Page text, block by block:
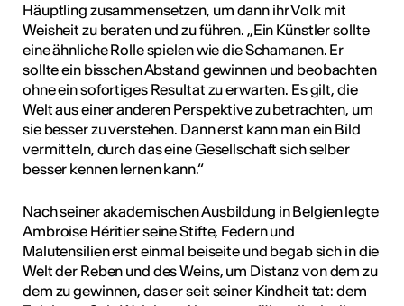
Häuptling zusammensetzen, um dann ihr Volk mit
Weisheit zu beraten und zu führen. „Ein Künstler sollte
eine ähnliche Rolle spielen wie die Schamanen. Er
sollte ein bisschen Abstand gewinnen und beobachten
ohne ein sofortiges Resultat zu erwarten. Es gilt, die
Welt aus einer anderen Perspektive zu betrachten, um
sie besser zu verstehen. Dann erst kann man ein Bild
vermitteln, durch das eine Gesellschaft sich selber
besser kennen lernen kann.“
Nach seiner akademischen Ausbildung in Belgien legte
Ambroise Héritier seine Stifte, Federn und
Malutensilien erst einmal beiseite und begab sich in die
Welt der Reben und des Weins, um Distanz von dem zu
dem zu gewinnen, das er seit seiner Kindheit tat: dem